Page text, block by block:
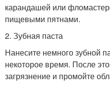
карандашей или
пищевыми пятнами.
2. Зубная паста
Нанесите немного зубной
некоторое время. После
загрязнение и промойте